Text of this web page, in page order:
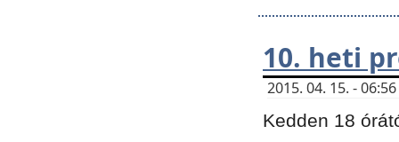
10. heti
2015. 04. 15. -
Kedden 18